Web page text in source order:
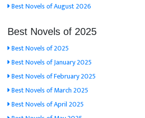
Best Novels of August 2026
Best Novels of 2025
Best Novels of 2025
Best Novels of January 2025
Best Novels of February 2025
Best Novels of March 2025
Best Novels of April 2025